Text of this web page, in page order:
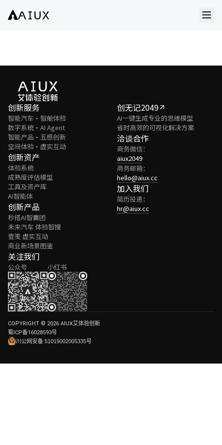
创新服务
智能汽车·智舱体验
数字系统·AI Agent
智能产品·五感创新
空间体验·虚实互动
创新资产
体验系统
成熟度评估模型
工具及资产库
AI智能体
创新产品
秒搭AI智囊团
未来汽车 体验智搜
壹笺 虚实互动
商业新场景图鉴
创无记2049
AI一键生成专业的思维模型
省时高效的可视化解决方案
洽谈合作
商务微信：
aiux2049
商务邮箱：
hello@aiux.cc
加入我们
简历投递：
hr@aiux.cc
关注我们
公众号 小红书
COPYRIGHT © 2026 AIUX艾体验创新
蜀ICP备16028593号
川公网安备 51019002005335号